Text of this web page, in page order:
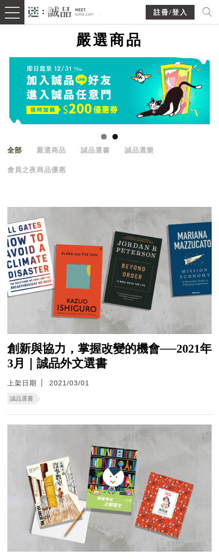
註冊/登入
嚴選商品
全部 嚴選商品 誠品選書 誠品選樂
會員之夜商品優惠
創新與協力，掌握改變的機會──2021年
3月｜誠品外文選書
上架日期 2021/03/01
誠品選書